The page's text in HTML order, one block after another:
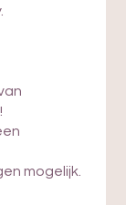
mogelijk.